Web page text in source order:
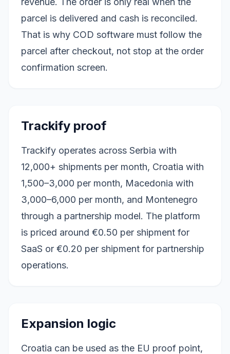
parcel is delivered and cash is reconciled.
That is why COD software must follow the
parcel after checkout, not stop at the order
confirmation screen.
Trackify proof
Trackify operates across Serbia with
12,000+ shipments per month, Croatia with
1,500–3,000 per month, Macedonia with
3,000–6,000 per month, and Montenegro
through a partnership model. The platform
is priced around €0.50 per shipment for
SaaS or €0.20 per shipment for partnership
operations.
Expansion logic
Croatia can be used as the EU proof point,